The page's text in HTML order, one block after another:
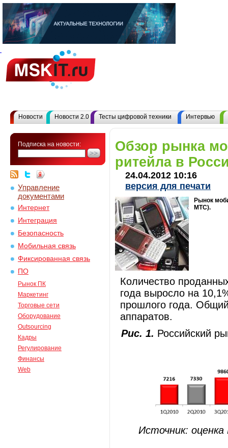
Новости Новости 2.0 Тесты цифровой техники Интервью
Подписка на новости:
Управление
документами
Интернет
Интеграция
Безопасность
Мобильная связь
Фиксированная связь
ПО
Рынок ПК
Маркетинг
Торговые сети
Оборудование
Outsourcing
Кадры
Регулирование
Финансы
Web
Обзор рынка
ритейла в
24.04.2012 10:16
версия для печати
Рынок
МТС).
Количество
года выросло на
прошлого года.
аппаратов.
Рис. 1. Российский
Источник: